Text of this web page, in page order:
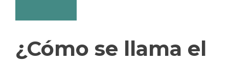
¿Cómo se llama el